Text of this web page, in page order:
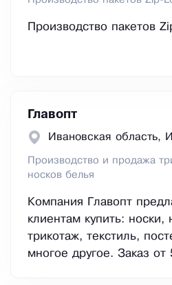
Производство пакетов
Главопт
Ивановская область,
Производство и продажа
носков белья
Компания Главопт
клиентам купить: носки,
трикотаж, текстиль,
многое другое. Заказ от